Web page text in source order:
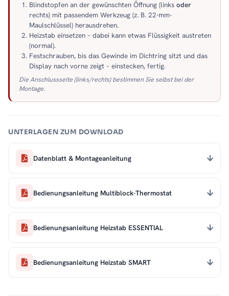
Blindstopfen an der gewünschten Öffnung (links oder
rechts) mit passendem Werkzeug (z. B. 22-mm-
Maulschlüssel) herausdrehen.
Heizstab einsetzen – dabei kann etwas Flüssigkeit austreten
(normal).
Festschrauben, bis das Gewinde im Dichtring sitzt und das
Display nach vorne zeigt – einstecken, fertig.
Die Anschlussseite (links/rechts) bestimmen Sie selbst bei der
Montage.
UNTERLAGEN ZUM DOWNLOAD
Datenblatt & Montageanleitung
Bedienungsanleitung Multiblock-Thermostat
Bedienungsanleitung Heizstab ESSENTIAL
Bedienungsanleitung Heizstab SMART